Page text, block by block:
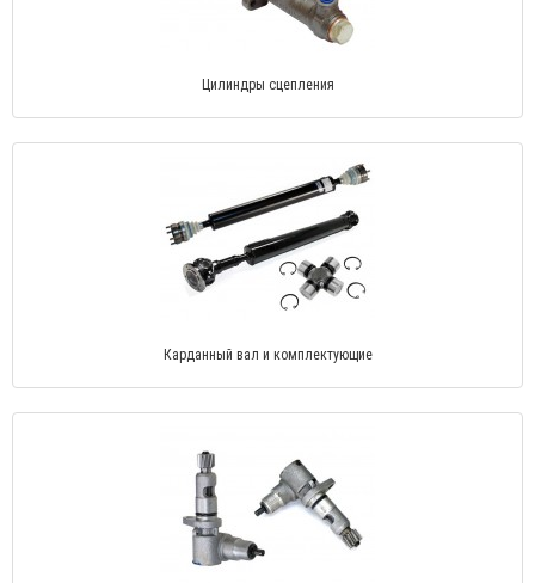
Цилиндры сцепления
Карданный вал и комплектующие